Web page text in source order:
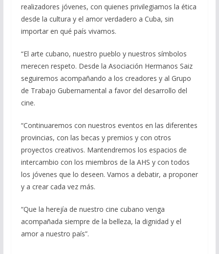
realizadores jóvenes, con quienes privilegiamos la ética
desde la cultura y el amor verdadero a Cuba, sin
importar en qué país vivamos.
“El arte cubano, nuestro pueblo y nuestros símbolos
merecen respeto. Desde la Asociación Hermanos Saiz
seguiremos acompañando a los creadores y al Grupo
de Trabajo Gubernamental a favor del desarrollo del
cine.
“Continuaremos con nuestros eventos en las diferentes
provincias, con las becas y premios y con otros
proyectos creativos. Mantendremos los espacios de
intercambio con los miembros de la AHS y con todos
los jóvenes que lo deseen. Vamos a debatir, a proponer
y a crear cada vez más.
“Que la herejía de nuestro cine cubano venga
acompañada siempre de la belleza, la dignidad y el
amor a nuestro país”.